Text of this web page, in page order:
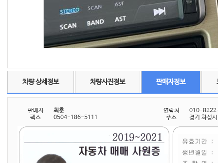
차량 상세정보 차량사진정보 판매자정보
판매자 최훈 연락처
010-
팩스
0504-186-5111 주소 경기 화성